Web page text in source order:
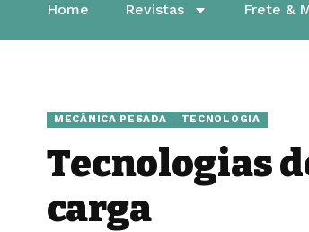
Home Revistas Frete &
MECÂNICA PESADA TECNOLOGIA
Tecnologias
carga